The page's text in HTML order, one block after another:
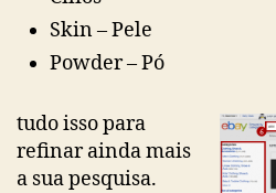
Skin – Pele
Powder – Pó
tudo isso para
refinar ainda mais
a sua pesquisa.